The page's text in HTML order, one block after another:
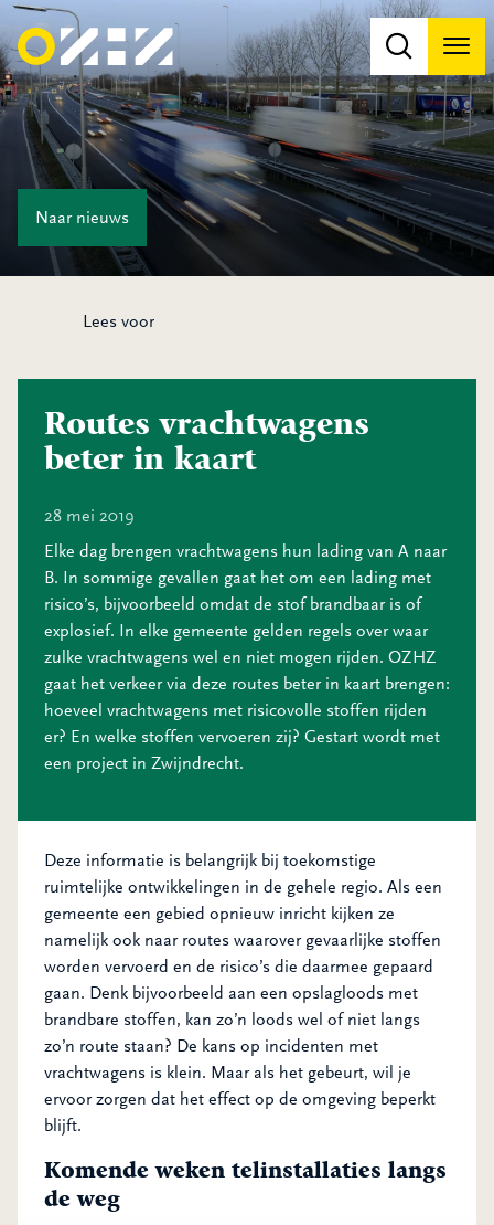
Naar nieuws
Lees voor
Routes vrachtwagens
beter in kaart
28 mei 2019
Elke dag brengen vrachtwagens hun lading van A naar
B. In sommige gevallen gaat het om een lading met
risico’s, bijvoorbeeld omdat de stof brandbaar is of
explosief. In elke gemeente gelden regels over waar
zulke vrachtwagens wel en niet mogen rijden. OZHZ
gaat het verkeer via deze routes beter in kaart brengen:
hoeveel vrachtwagens met risicovolle stoffen rijden
er? En welke stoffen vervoeren zij? Gestart wordt met
een project in Zwijndrecht.
Deze informatie is belangrijk bij toekomstige
ruimtelijke ontwikkelingen in de gehele regio. Als een
gemeente een gebied opnieuw inricht kijken ze
namelijk ook naar routes waarover gevaarlijke stoffen
worden vervoerd en de risico’s die daarmee gepaard
gaan. Denk bijvoorbeeld aan een opslagloods met
brandbare stoffen, kan zo’n loods wel of niet langs
zo’n route staan? De kans op incidenten met
vrachtwagens is klein. Maar als het gebeurt, wil je
ervoor zorgen dat het effect op de omgeving beperkt
blijft.
Komende weken telinstallaties langs
de weg